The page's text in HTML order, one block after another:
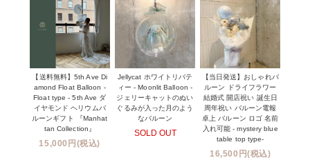
１１０００円以上
NEW YORK MIND - ニューヨークスタイルバルーン
※コンフェッティバルーン -プリント内容-
ウェディングコンフェッティバルーン特集
実店舗について -大阪 堀江店・名古屋 星ヶ丘店・滋賀 配送
センター店・沖縄 嘉手納基地店-
プリントサービス
前撮り写真バルーン特集
姉妹店＆関連ショップについて
【送料無料】5th Ave Di
amond Float Balloon -
Float type - 5th Ave ダ
イヤモンド ヘリウムバ
ルーンギフト 『Manhat
tan Collection』
15,000円(税込)
Jellycat ホワイトリバテ
ィー - Moonlit Balloon -
ジェリーキャットのぬい
ぐるみが入った月のよう
なバルーン
SOLD OUT
【当日発送】おしゃれバ
ルーン ドライフラワー
結婚式 開店祝い 誕生日
周年祝い バルーン電報
卓上 バルーン ロゴ 名前
入れ可能 - mystery blue
table top type-
16,500円(税込)